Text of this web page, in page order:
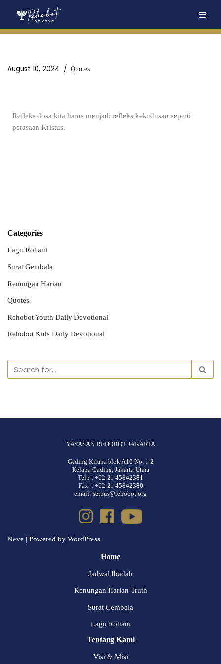
August 10, 2024 Quotes
Refleks dosa kita harus menjadi refleks kekudusan seperti
perasaan Kristus.
Categories
Lagu Rohani
Surat Gembala
Renungan Harian
Quotes
Rehobot Youth Daily Devotional
Rehobot Kids Daily Devotional
YAYASAN REHOBOT JAKARTA
Gading Kirana blok A10 No. 1-2
Kelapa Gading, Jakarta Utara
Telp : +62-21 45842381
Fax : +62-21 45842380
email: setpus@rehobot.org
Neve | Powered by WordPress
Home
Jadwal Ibadah
Renungan Harian Truth
Surat Gembala
Lagu Rohani
Tentang Kami
Visi & Misi